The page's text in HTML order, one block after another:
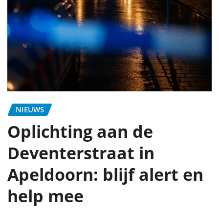
NIEUWS
Oplichting aan de
Deventerstraat in
Apeldoorn: blijf alert en
help mee